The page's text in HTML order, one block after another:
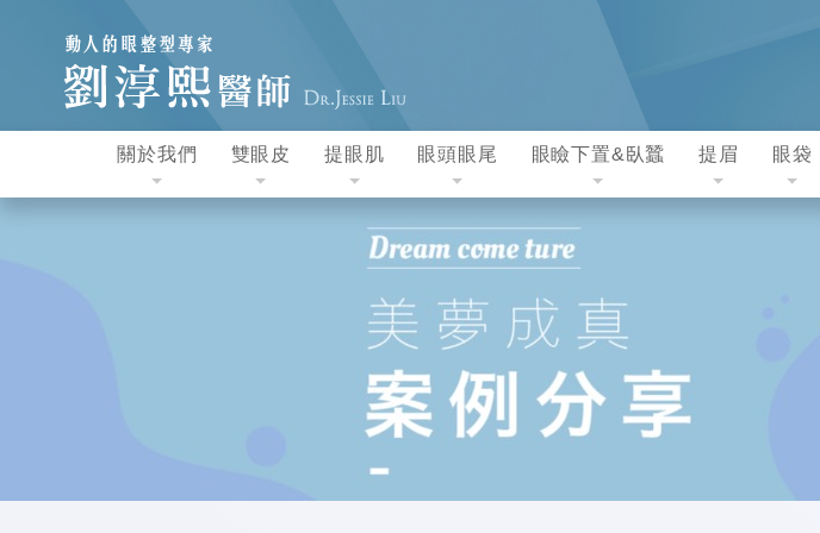
關於我們 雙眼皮 提眼肌 眼頭眼尾 眼瞼下置&臥蠶 提眉 眼袋